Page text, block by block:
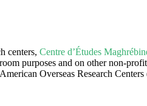
centers, Centre d’Études
purposes and on other non-
Overseas Research